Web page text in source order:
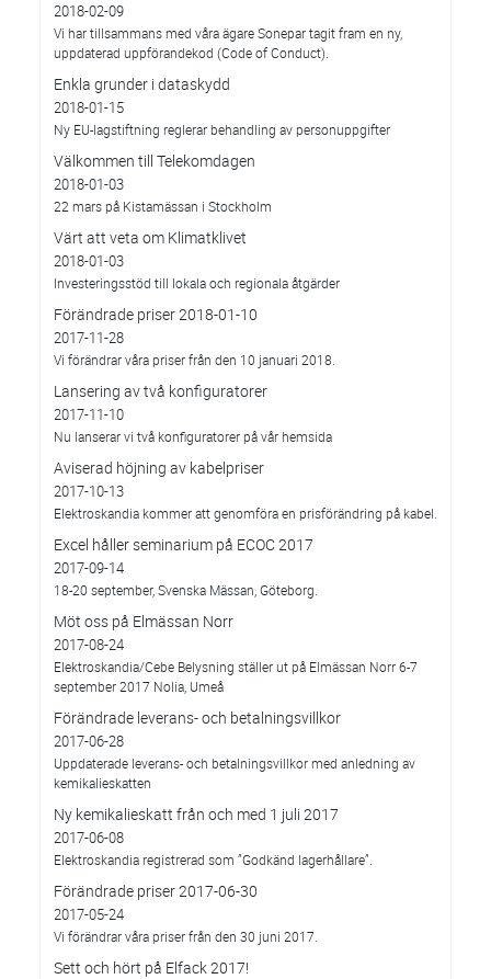
2018-02-09
Vi har tillsammans med våra ägare Sonepar tagit fram en ny,
uppdaterad uppförandekod (Code of Conduct).
Enkla grunder i dataskydd
2018-01-15
Ny EU-lagstiftning reglerar behandling av personuppgifter
Välkommen till Telekomdagen
2018-01-03
22 mars på Kistamässan i Stockholm
Värt att veta om Klimatklivet
2018-01-03
Investeringsstöd till lokala och regionala åtgärder
Förändrade priser 2018-01-10
2017-11-28
Vi förändrar våra priser från den 10 januari 2018.
Lansering av två konfiguratorer
2017-11-10
Nu lanserar vi två konfiguratorer på vår hemsida
Aviserad höjning av kabelpriser
2017-10-13
Elektroskandia kommer att genomföra en prisförändring på kabel.
Excel håller seminarium på ECOC 2017
2017-09-14
18-20 september, Svenska Mässan, Göteborg.
Möt oss på Elmässan Norr
2017-08-24
Elektroskandia/Cebe Belysning ställer ut på Elmässan Norr 6-7
september 2017 Nolia, Umeå
Förändrade leverans- och betalningsvillkor
2017-06-28
Uppdaterade leverans- och betalningsvillkor med anledning av
kemikalieskatten
Ny kemikalieskatt från och med 1 juli 2017
2017-06-08
Elektroskandia registrerad som ”Godkänd lagerhållare”.
Förändrade priser 2017-06-30
2017-05-24
Vi förändrar våra priser från den 30 juni 2017.
Sett och hört på Elfack 2017!